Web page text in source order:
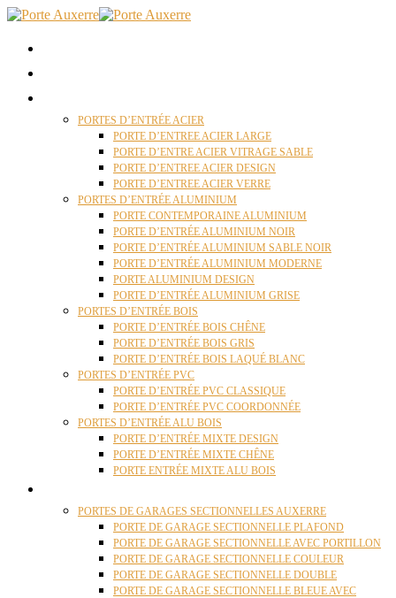
PORTES D’ENTRÉE ACIER
PORTE D’ENTREE ACIER LARGE
PORTE D’ENTRE ACIER VITRAGE SABLE
PORTE D’ENTREE ACIER DESIGN
PORTE D’ENTREE ACIER VERRE
PORTES D’ENTRÉE ALUMINIUM
PORTE CONTEMPORAINE ALUMINIUM
PORTE D’ENTRÉE ALUMINIUM NOIR
PORTE D’ENTRÉE ALUMINIUM SABLE NOIR
PORTE D’ENTRÉE ALUMINIUM MODERNE
PORTE ALUMINIUM DESIGN
PORTE D’ENTRÉE ALUMINIUM GRISE
PORTES D’ENTRÉE BOIS
PORTE D’ENTRÉE BOIS CHÊNE
PORTE D’ENTRÉE BOIS GRIS
PORTE D’ENTRÉE BOIS LAQUÉ BLANC
PORTES D’ENTRÉE PVC
PORTE D’ENTRÉE PVC CLASSIQUE
PORTE D’ENTRÉE PVC COORDONNÉE
PORTES D’ENTRÉE ALU BOIS
PORTE D’ENTRÉE MIXTE DESIGN
PORTE D’ENTRÉE MIXTE CHÊNE
PORTE ENTRÉE MIXTE ALU BOIS
PORTES DE GARAGES SECTIONNELLES AUXERRE
PORTE DE GARAGE SECTIONNELLE PLAFOND
PORTE DE GARAGE SECTIONNELLE AVEC PORTILLON
PORTE DE GARAGE SECTIONNELLE COULEUR
PORTE DE GARAGE SECTIONNELLE DOUBLE
PORTE DE GARAGE SECTIONNELLE BLEUE AVEC